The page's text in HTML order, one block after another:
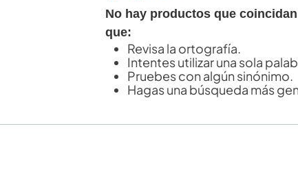
No hay productos que
que:
Revisa la ortografía.
Intentes utilizar una sola
Pruebes con algún sinónimo.
Hagas una búsqueda más